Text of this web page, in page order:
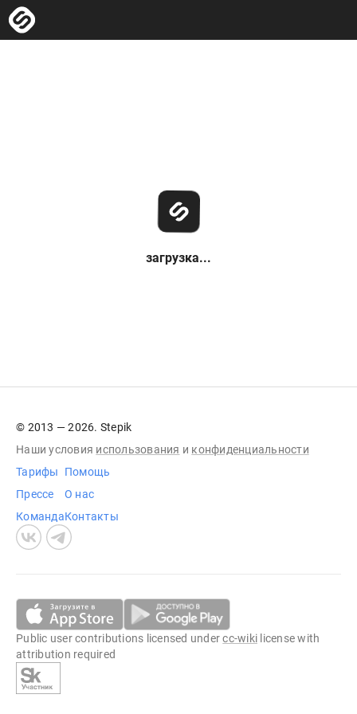
загрузка...
© 2013 — 2026. Stepik
Наши условия использования и конфиденциальности
Тарифы
Прессе
Команда
Помощь
О нас
Контакты
Public user contributions licensed undercc-wiki license with
attribution required